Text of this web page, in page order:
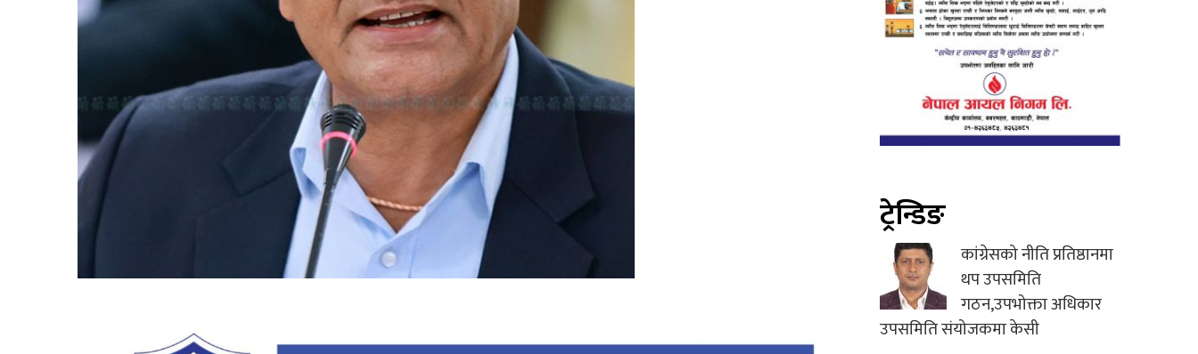
ट्रेन्डिङ
कांग्रेसको नीति प्रतिष्ठानमा
थप उपसमिति
गठन,उपभोक्ता अधिकार
उपसमिति संयोजकमा केसी